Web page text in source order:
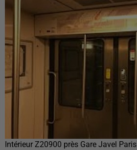
Intérieur Z20900 près Gare Javel Paris